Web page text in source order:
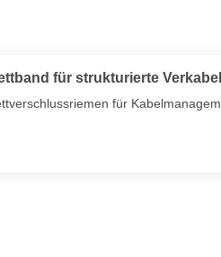
für strukturierte
für